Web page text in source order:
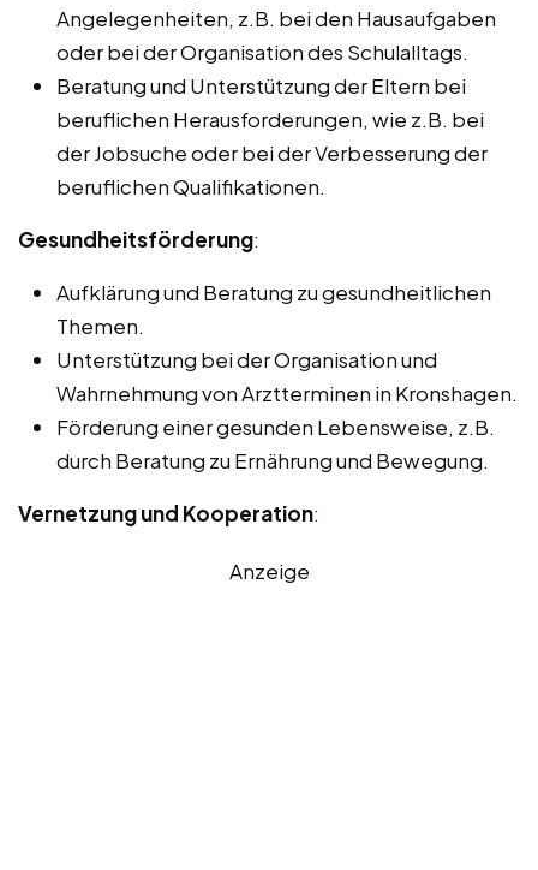
Angelegenheiten, z.B. bei den Hausaufgaben
oder bei der Organisation des Schulalltags.
Beratung und Unterstützung der Eltern bei
beruflichen Herausforderungen, wie z.B. bei
der Jobsuche oder bei der Verbesserung der
beruflichen Qualifikationen.
Gesundheitsförderung:
Aufklärung und Beratung zu gesundheitlichen
Themen.
Unterstützung bei der Organisation und
Wahrnehmung von Arztterminen in Kronshagen.
Förderung einer gesunden Lebensweise, z.B.
durch Beratung zu Ernährung und Bewegung.
Vernetzung und Kooperation:
Anzeige